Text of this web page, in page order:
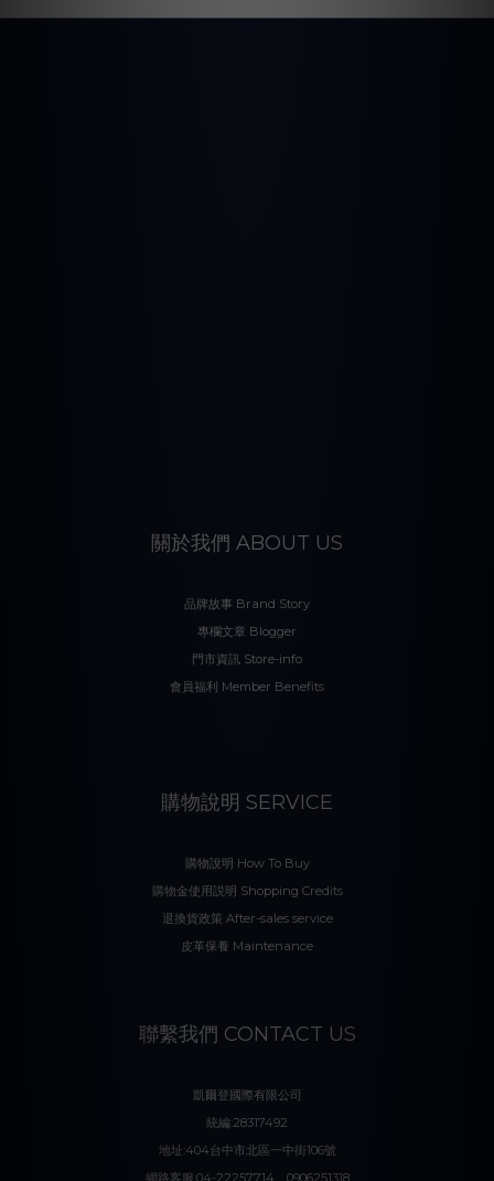
關於我們 ABOUT US
品牌故事 Brand Story
專欄文章 Blogger
門市資訊 Store-info
會員福利 Member Benefits
購物說明 SERVICE
購物說明 How To Buy
購物金使用説明 Shopping Credits
退換貨政策 After-sales service
皮革保養 Maintenance
聯繫我們 CONTACT US
凱爾登國際有限公司
統編:28317492
地址:404台中市北區一中街106號